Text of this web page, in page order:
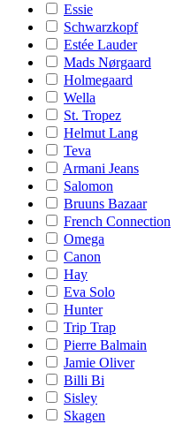
Essie
Schwarzkopf
Estée Lauder
Mads Nørgaard
Holmegaard
Wella
St. Tropez
Helmut Lang
Teva
Armani Jeans
Salomon
Bruuns Bazaar
French Connection
Omega
Canon
Hay
Eva Solo
Hunter
Trip Trap
Pierre Balmain
Jamie Oliver
Billi Bi
Sisley
Skagen